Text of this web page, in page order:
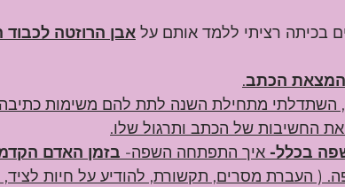
בכיתה רציתי ללמד אותם על אבן הרוזטה לכבוד
המצאת הכתב.
השתדלתי מתחילת השנה לתת להם משימות
החשיבות של הכתב ותרגול שלו.
בכלל- איך התפתחה השפה- בזמן האדם
( העברת מסרים, תקשורת, להודיע על חיות לציד,